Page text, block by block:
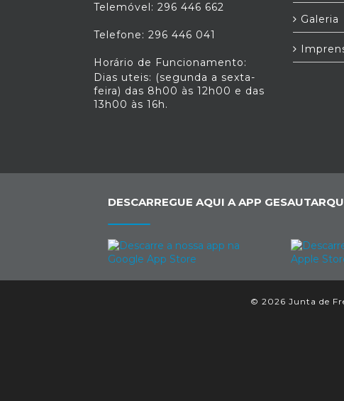
Telemóvel: 296 446 662
Telefone: 296 446 041
Horário de Funcionamento:
Dias uteis: (segunda a sexta-
feira) das 8h00 às 12h00 e das
13h00 às 16h.
Galeria
DESCARREGUE AQUI A APP
© 2026 Junta de